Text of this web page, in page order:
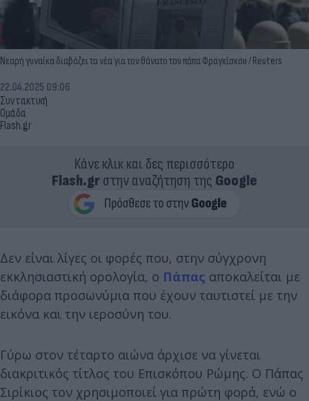
Νεαρή γυναίκα διαβάζει τα νέα για τον θάνατο του πάπα Φραγκίσκου / Reuters
Συντακτική
Ομάδα
Flash.gr
22.04.2025 09:06
Κάνε κλικ και δες περισσότερο
Flash.grστην αναζήτηση της Google
Δεν είναι λίγες οι φορές που, στην σύγχρονη
εκκλησιαστική ορολογία, ο Πάπας αποκαλείται με
διάφορα προσωνύμια που έχουν ταυτιστεί με την
εικόνα και την ιεροσύνη του.
Γύρω στον τέταρτο αιώνα άρχισε να γίνεται
διακριτικός τίτλος του Επισκόπου Ρώμης. Ο Πάπας
Σιρίκιος τον χρησιμοποιεί για πρώτη φορά, ενώ ο